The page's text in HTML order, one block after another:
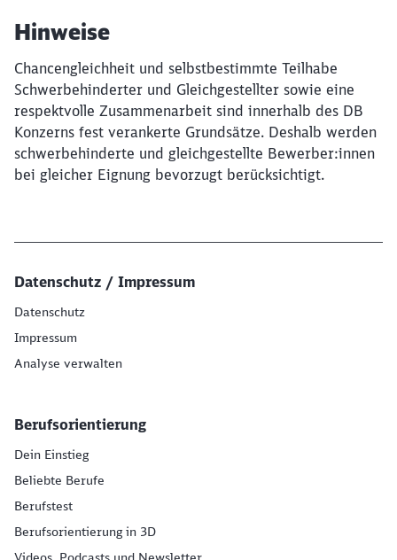
Hinweise
Chancengleichheit und selbstbestimmte Teilhabe
Schwerbehinderter und Gleichgestellter sowie eine
respektvolle Zusammenarbeit sind innerhalb des DB
Konzerns fest verankerte Grundsätze. Deshalb werden
schwerbehinderte und gleichgestellte Bewerber:innen
bei gleicher Eignung bevorzugt berücksichtigt.
Datenschutz / Impressum
Datenschutz
Impressum
Analyse verwalten
Berufsorientierung
Dein Einstieg
Beliebte Berufe
Berufstest
Berufsorientierung in 3D